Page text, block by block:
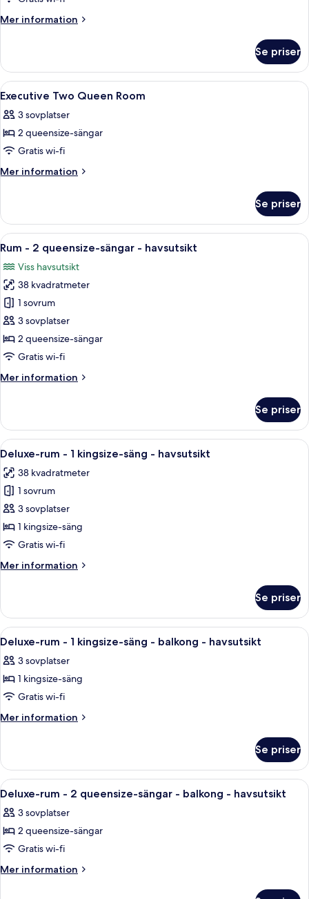
King
Sea
View
Mer information
Mer
King
Room
With
View
Se priser
Öppna
alla
foton
för
Executive
Two
Sängtillbehör av högsta kvalitet och
1
Executive Two Queen Room
3 sovplatser
2 queensize-sängar
Gratis wi-fi
Mer information
Mer
Two
Queen
Room
Se priser
Öppna
alla
foton
för
Rum
-
2
queensize-
-
12
Rum - 2 queensize-sängar - havsutsikt
Viss havsutsikt
38 kvadratmeter
1 sovrum
3 sovplatser
2 queensize-sängar
Gratis wi-fi
Mer information
Mer
-
queensize-
havsutsikt
Se priser
Öppna
alla
foton
för
Deluxe-
rum
-
kingsize-
havsutsikt
13
Deluxe-rum - 1 kingsize-säng - havsutsikt
38 kvadratmeter
1 sovrum
3 sovplatser
1 kingsize-säng
Gratis wi-fi
Mer information
Mer
rum
1
säng
-
Se priser
Öppna
alla
foton
för
Deluxe-
rum
kingsize-
säng
-
balkong
-
havsutsikt
Ett hotellrum med en säng, ett
4
Deluxe-rum - 1 kingsize-säng - balkong - havsutsikt
3 sovplatser
1 kingsize-säng
Gratis wi-fi
Mer information
Mer
rum
1
säng
-
havsutsikt
Se priser
Öppna
alla
foton
för
Deluxe-
rum
Ett hotellrum med två sängar, ett
3
Deluxe-rum - 2 queensize-sängar - balkong - havsutsikt
3 sovplatser
2 queensize-sängar
Gratis wi-fi
Mer information
Mer